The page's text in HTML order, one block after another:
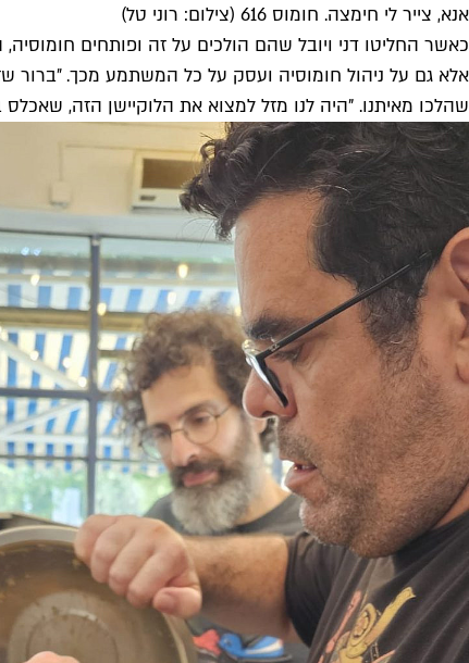
אנא, צייר לי חימצה. חומוס 616 (צילום: רוני טל)
כאשר החליטו דני ויובל שהם הולכים על זה ופותחים
אלא גם על ניהול חומוסיה ועסק על כל המשתמע מכך. ״ברור
שהלכו מאיתנו. "היה לנו מזל למצוא את הלוקיישן הזה,